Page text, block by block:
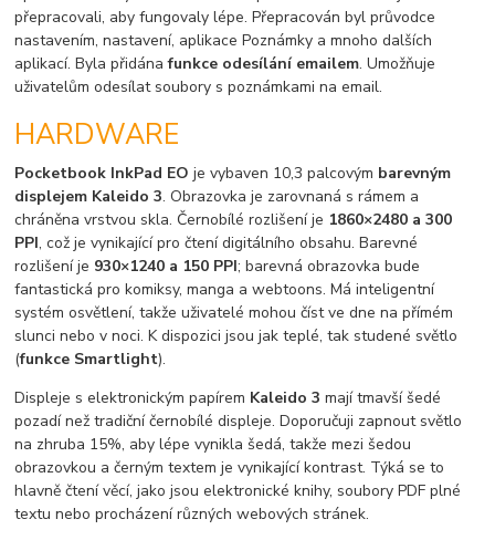
přepracovali, aby fungovaly lépe. Přepracován byl průvodce
nastavením, nastavení, aplikace Poznámky a mnoho dalších
aplikací. Byla přidánafunkce odesílání emailem. Umožňuje
uživatelům odesílat soubory s poznámkami na email.
HARDWARE
Pocketbook InkPad EO je vybaven 10,3 palcovým barevným
displejem Kaleido 3. Obrazovka je zarovnaná s rámem a
chráněna vrstvou skla. Černobílé rozlišení je 1860×2480 a 300
PPI, což je vynikající pro čtení digitálního obsahu. Barevné
rozlišení je 930×1240 a 150 PPI; barevná obrazovka bude
fantastická pro komiksy, manga a webtoons. Má inteligentní
systém osvětlení, takže uživatelé mohou číst ve dne na přímém
slunci nebo v noci. K dispozici jsou jak teplé, tak studené světlo
(funkce Smartlight).
Displeje s elektronickým papírem Kaleido 3 mají tmavší šedé
pozadí než tradiční černobílé displeje. Doporučuji zapnout světlo
na zhruba 15%, aby lépe vynikla šedá, takže mezi šedou
obrazovkou a černým textem je vynikající kontrast. Týká se to
hlavně čtení věcí, jako jsou elektronické knihy, soubory PDF plné
textu nebo procházení různých webových stránek.